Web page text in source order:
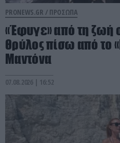
PRONEWS.GR / ΠΡΟΣΩΠΑ
«Έφυγε» από τη ζωή
θρύλος πίσω από το
Μαντόνα
07.08.2026 | 16:52